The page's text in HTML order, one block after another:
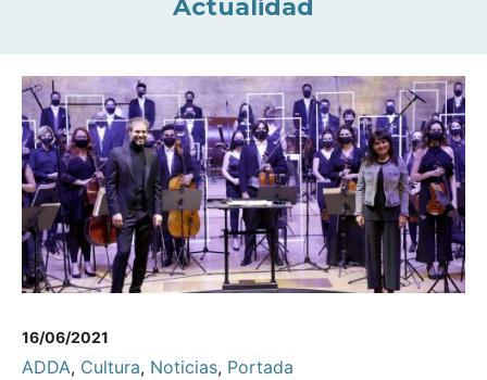
Actualidad
16/06/2021
ADDA, Cultura, Noticias, Portada